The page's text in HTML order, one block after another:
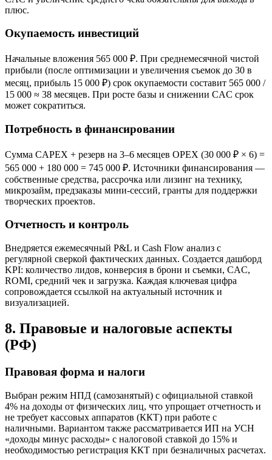
плюс.
Окупаемость инвестиций
Начальные вложения 565 000 ₽. При среднемесячной чистой
прибыли (после оптимизации и увеличения съемок до 30 в
месяц, прибыль 15 000 ₽) срок окупаемости составит 565 000 /
15 000 ≈ 38 месяцев. При росте базы и снижении CAC срок
может сократиться.
Потребность в финансировании
Сумма CAPEX + резерв на 3–6 месяцев OPEX (30 000 ₽ × 6) =
565 000 + 180 000 = 745 000 ₽. Источники финансирования —
собственные средства, рассрочка или лизинг на технику,
микрозайм, предзаказы мини-сессий, гранты для поддержки
творческих проектов.
Отчетность и контроль
Внедряется ежемесячный P&L и Cash Flow анализ с
регулярной сверкой фактических данных. Создается дашборд
KPI: количество лидов, конверсия в брони и съемки, CAC,
ROMI, средний чек и загрузка. Каждая ключевая цифра
сопровождается ссылкой на актуальный источник и
визуализацией.
8. Правовые и налоговые аспекты
(РФ)
Правовая форма и налоги
Выбран режим НПД (самозанятый) с официальной ставкой
4% на доходы от физических лиц, что упрощает отчетность и
не требует кассовых аппаратов (ККТ) при работе с
наличными. Вариантом также рассматривается ИП на УСН
«доходы минус расходы» с налоговой ставкой до 15% и
необходимостью регистрация ККТ при безналичных расчетах.